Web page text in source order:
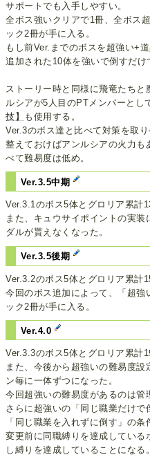
サポートでも入手しやすい。
全ボス強いクリアで1冊、全ボス
ック2冊が手に入る。
もし前Ver.までのボスを超強い+
追加された10体を強いで倒すだけ
ストーリー時と同様に飛竜たち
ルシアが5人目のPTメンバーとし
技】
も使用する。
Ver.3のボス達と比べて対策を取
整えておけばアンルシアの火力
べて難易度は低め。
Ver.3.5中期
Ver.3.1のボス5体とグロリア累計
また、キュウサイポイントの実
ダルが貰えなくなった。
Ver.3.5後期
Ver.3.2のボス5体とグロリア累計
今回のボス追加によって、「超
ック2冊が手に入る。
Ver.4.0
Ver.3.3のボス5体とグロリア累計
また、今後から超強いの難易度
ン毎に一体ずつになった。
今回超強いの難易度があるのは管
さらに超強いの「同じ職業だけ
「同じ職業を入れずに倒す」の条
変更前に同職縛りを達成してい
し縛りを達成していることになる。